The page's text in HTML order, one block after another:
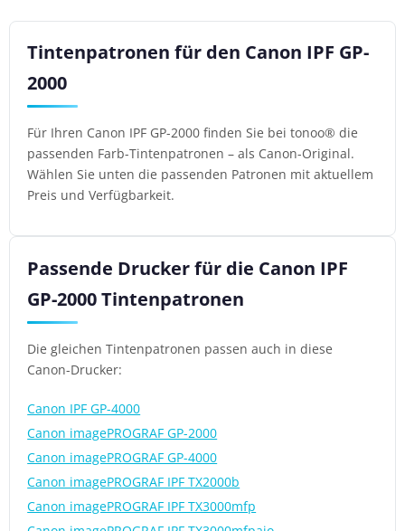
Tintenpatronen für den Canon IPF GP-
2000
Für Ihren Canon IPF GP-2000 finden Sie bei tonoo® die
passenden Farb-Tintenpatronen – als Canon-Original.
Wählen Sie unten die passenden Patronen mit aktuellem
Preis und Verfügbarkeit.
Passende Drucker für die Canon IPF
GP-2000 Tintenpatronen
Die gleichen Tintenpatronen passen auch in diese
Canon-Drucker:
Canon IPF GP-4000
Canon imagePROGRAF GP-2000
Canon imagePROGRAF GP-4000
Canon imagePROGRAF IPF TX2000b
Canon imagePROGRAF IPF TX3000mfp